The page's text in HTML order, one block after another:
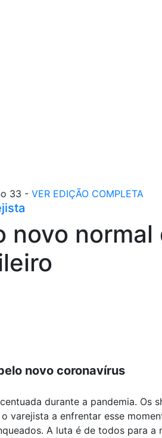
33 - VER EDIÇÃO COMPLETA
novo
novo coronavírus
durante a pandemia. Os
varejista a enfrentar esse
A luta é de todos para a